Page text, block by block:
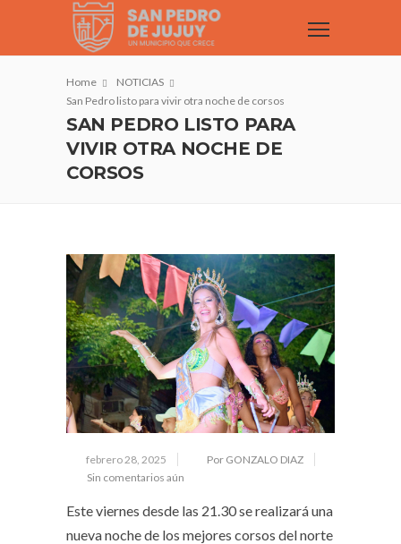
Home
NOTICIAS
San Pedro listo para vivir otra noche de corsos
SAN PEDRO LISTO PARA
VIVIR OTRA NOCHE DE
CORSOS
febrero 28, 2025
Por GONZALO DIAZ
Sin comentarios aún
Este viernes desde las 21.30 se realizará una
nueva noche de los mejores corsos del norte